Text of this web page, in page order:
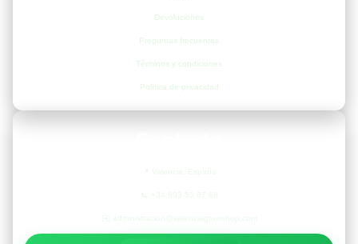
Devoluciones
Preguntas frecuentes
Términos y condiciones
Política de privacidad